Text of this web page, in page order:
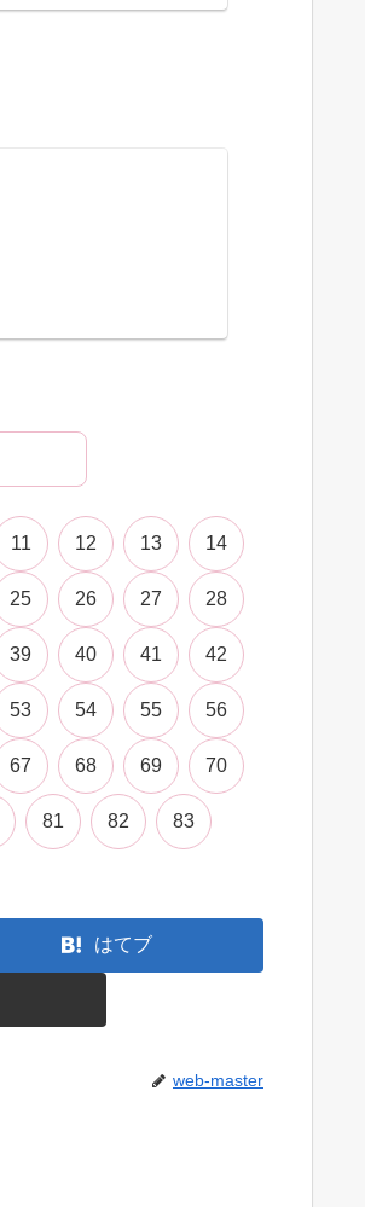
11 12 13 14
25 26 27 28
39 40 41 42
53 54 55 56
67 68 69 70
81 82 83
はてブ
web-master